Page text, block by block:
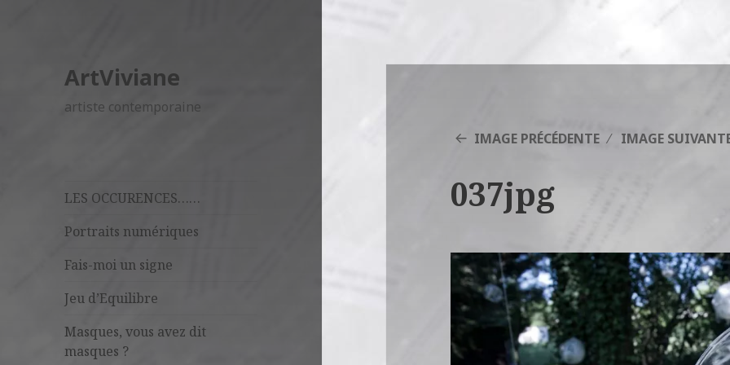
ArtViviane
artiste contemporaine
LES OCCURENCES……
Portraits numériques
Fais-moi un signe
Jeu d’Equilibre
Masques, vous avez dit
masques ?
IMAGE PRÉCÉDENTE IMAGE
037jpg